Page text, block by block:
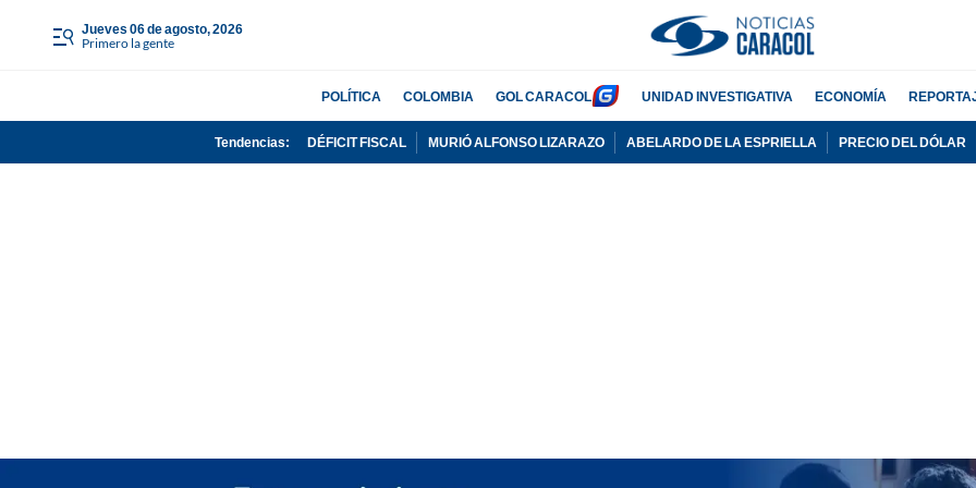
jueves 06 de agosto, 2026
Primero la gente
POLÍTICA COLOMBIA GOL CARACOL UNIDAD INVESTIGATIVA ECONOMÍA
Tendencias: DÉFICIT FISCAL MURIÓ ALFONSO LIZARAZO ABELARDO DE LA ESPRIELLA PRECIO DEL DÓLAR